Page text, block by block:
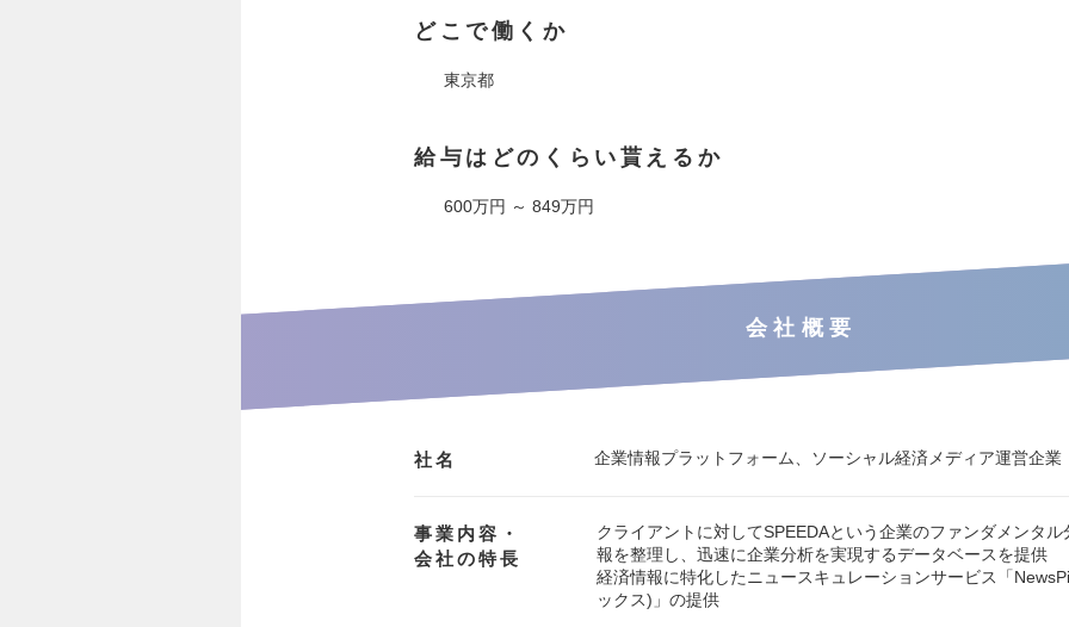
どこで働くか
東京都
給与はどのくらい貰えるか
600万円 ～ 849万円
会社概要
社名 企業情報プラットフォーム、ソーシャル経済メディア運営企業
事業内容・
会社の特長
クライアントに対してSPEEDAという企業のファンダメンタ
報を整理し、迅速に企業分析を実現するデータベースを提供
経済情報に特化したニュースキュレーションサービス「
ックス)」の提供